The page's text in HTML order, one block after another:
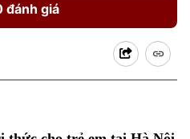
đánh giá